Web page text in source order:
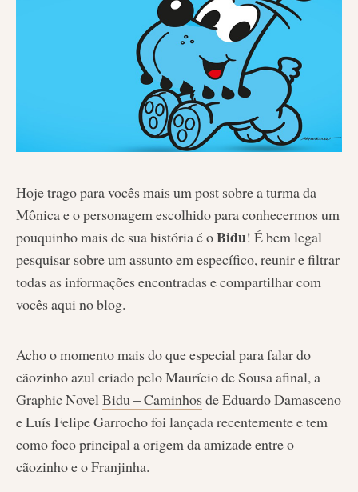
Hoje trago para vocês mais um post sobre a turma da
Mônica e o personagem escolhido para conhecermos um
pouquinho mais de sua história é oBidu! É bem legal
pesquisar sobre um assunto em específico, reunir e filtrar
todas as informações encontradas e compartilhar com
vocês aqui no blog.
Acho o momento mais do que especial para falar do
cãozinho azul criado pelo Maurício de Sousa afinal, a
Graphic NovelBidu – Caminhos de Eduardo Damasceno
e Luís Felipe Garrocho foi lançada recentemente e tem
como foco principal a origem da amizade entre o
cãozinho e o Franjinha.